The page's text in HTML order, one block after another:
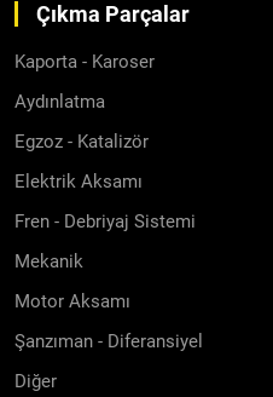
Çıkma Parçalar
Kaporta - Karoser
Aydınlatma
Egzoz - Katalizör
Elektrik Aksamı
Fren - Debriyaj Sistemi
Mekanik
Motor Aksamı
Şanzıman - Diferansiyel
Diğer